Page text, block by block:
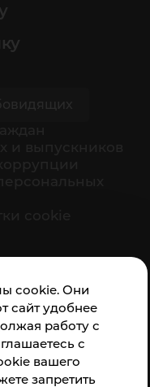
cookie. Они
сайт удобнее
работу с
с
вашего
запретить